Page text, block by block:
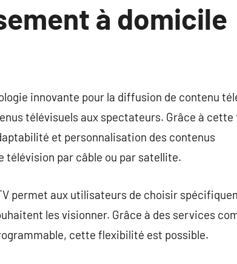
à domicile
innovante pour la diffusion de contenu
télévisuels aux spectateurs. Grâce à cette
et personnalisation des contenus
par câble ou par satellite.
permet aux utilisateurs de choisir
les visionner. Grâce à des services
cette flexibilité est possible.